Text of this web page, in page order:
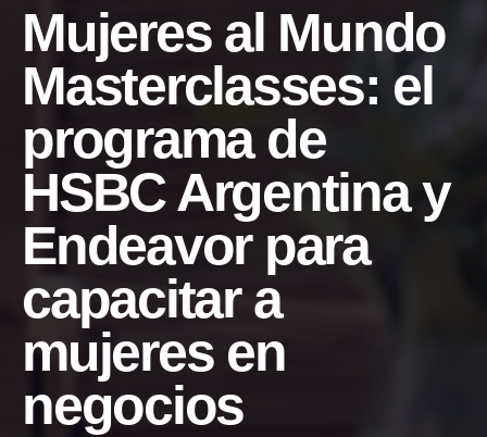
Mujeres al Mundo
Masterclasses: el
programa de
HSBC Argentina y
Endeavor para
capacitar a
mujeres en
negocios